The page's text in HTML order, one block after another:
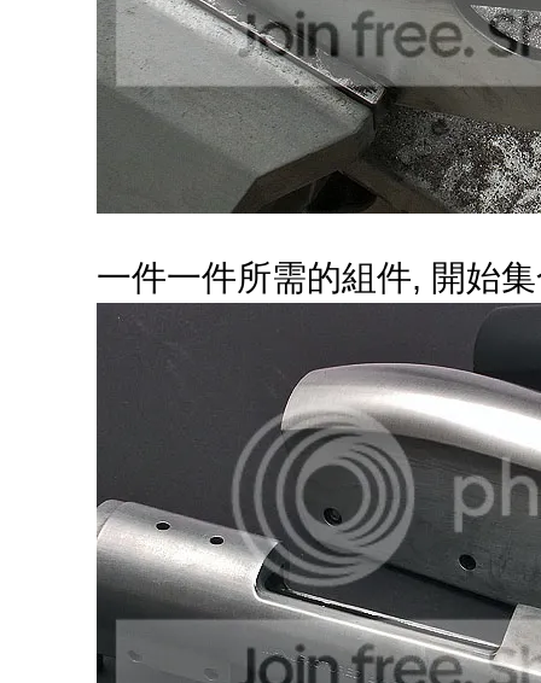
一件一件所需的組件, 開始